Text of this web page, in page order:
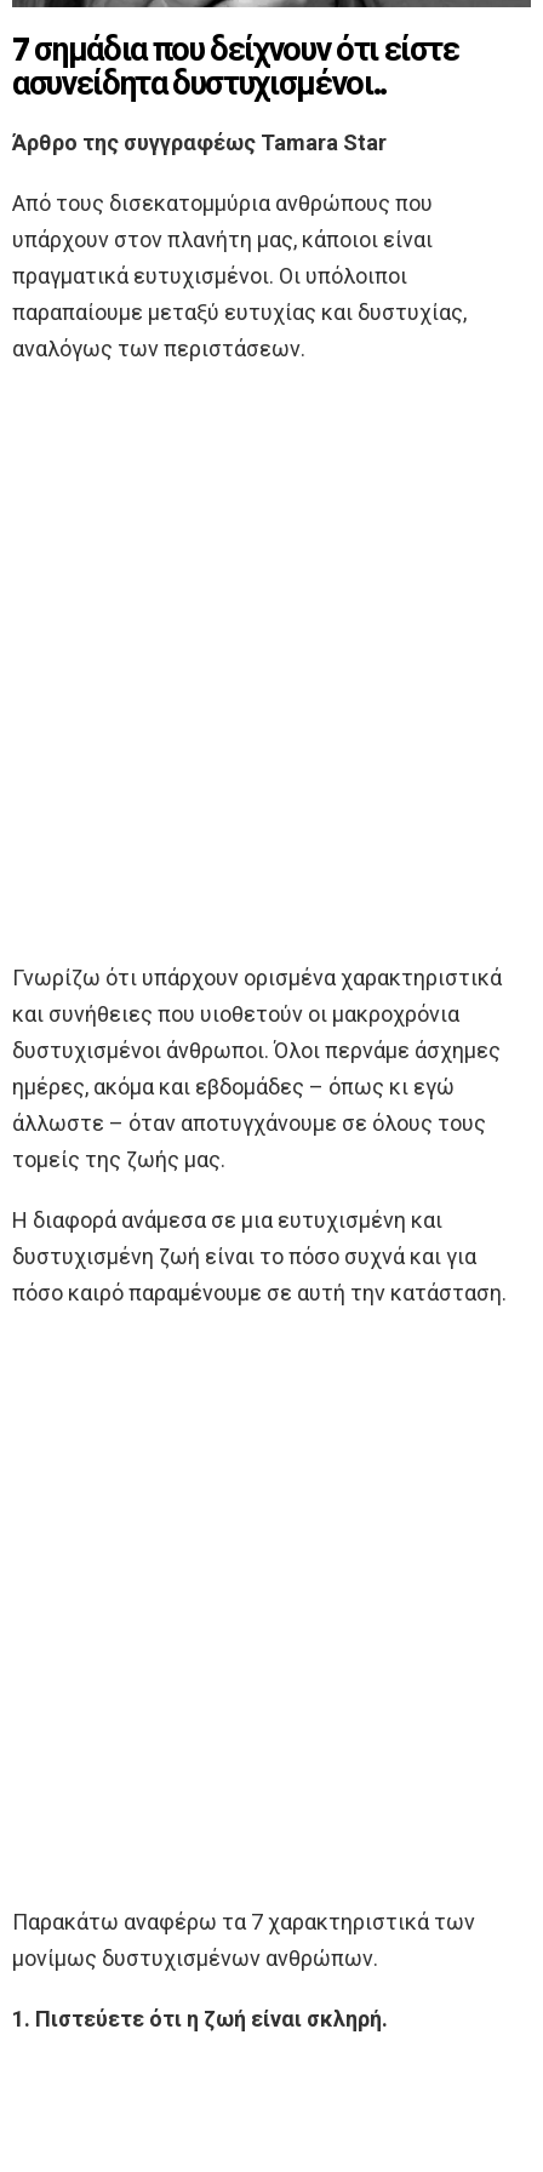
7 σημάδια που δείχνουν ότι είστε
ασυνείδητα δυστυχισμένοι..
Άρθρο της συγγραφέως Tamara Star
Από τους δισεκατομμύρια ανθρώπους που
υπάρχουν στον πλανήτη μας, κάποιοι είναι
πραγματικά ευτυχισμένοι. Οι υπόλοιποι
παραπαίουμε μεταξύ ευτυχίας και δυστυχίας,
αναλόγως των περιστάσεων.
Γνωρίζω ότι υπάρχουν ορισμένα χαρακτηριστικά
και συνήθειες που υιοθετούν οι μακροχρόνια
δυστυχισμένοι άνθρωποι. Όλοι περνάμε άσχημες
ημέρες, ακόμα και εβδομάδες – όπως κι εγώ
άλλωστε – όταν αποτυγχάνουμε σε όλους τους
τομείς της ζωής μας.
Η διαφορά ανάμεσα σε μια ευτυχισμένη και
δυστυχισμένη ζωή είναι το πόσο συχνά και για
πόσο καιρό παραμένουμε σε αυτή την κατάσταση.
Παρακάτω αναφέρω τα 7 χαρακτηριστικά των
μονίμως δυστυχισμένων ανθρώπων.
1. Πιστεύετε ότι η ζωή είναι σκληρή.